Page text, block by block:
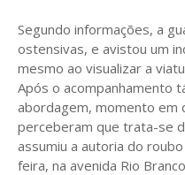
Segundo informações, a
ostensivas, e avistou um
mesmo ao visualizar a
Após o acompanhamento
abordagem, momento em
perceberam que trata-se
assumiu a autoria do
feira, na avenida Rio